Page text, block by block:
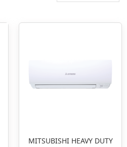
MITSUBISHI HEAVY DUTY